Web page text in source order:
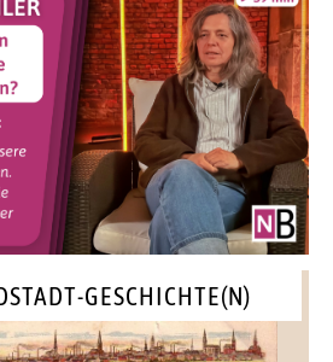
GESCHICHTE(N)